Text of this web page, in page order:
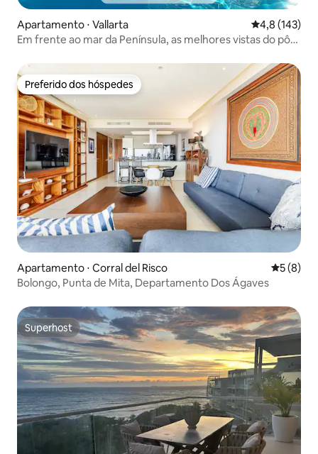
Apartamento ⋅ Vallarta 4,8 de uma
4,8 (143)
Em frente ao mar da Península, as melhores vistas do pôr
Preferido dos hóspedes
Preferido dos hóspedes
Apartamento ⋅ Corral del Risco 5 de
5 (8)
Bolongo, Punta de Mita, Departamento Dos Ágaves
Superhost
Superhost